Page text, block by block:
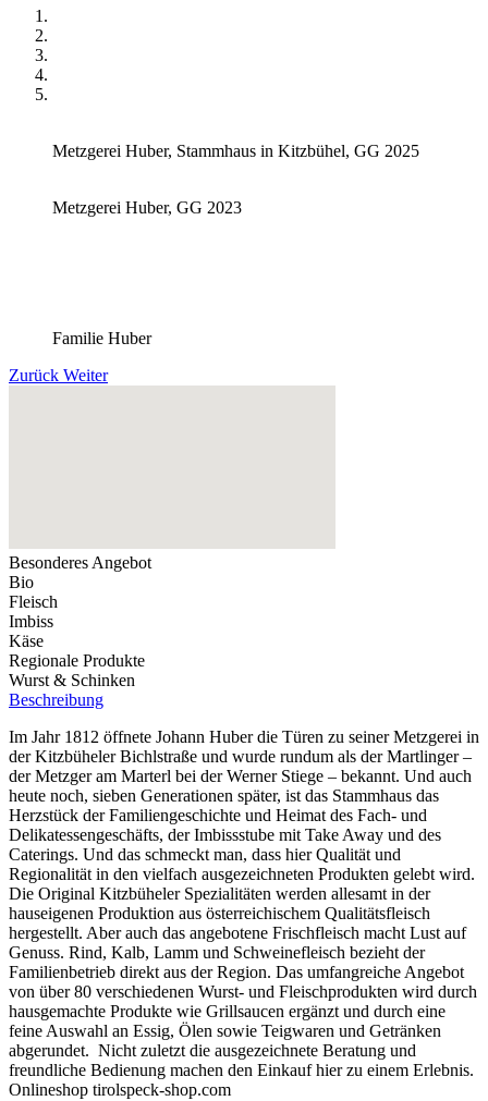
Metzgerei Huber, Stammhaus in Kitzbühel, GG 2025
Metzgerei Huber, GG 2023
Familie Huber
Zurück Weiter
Besonderes Angebot
Bio
Fleisch
Imbiss
Käse
Regionale Produkte
Wurst & Schinken
Beschreibung
Im Jahr 1812 öffnete Johann Huber die Türen zu seiner Metzgerei in
der Kitzbüheler Bichlstraße und wurde rundum als der Martlinger –
der Metzger am Marterl bei der Werner Stiege – bekannt. Und auch
heute noch, sieben Generationen später, ist das Stammhaus das
Herzstück der Familiengeschichte und Heimat des Fach- und
Delikatessengeschäfts, der Imbissstube mit Take Away und des
Caterings. Und das schmeckt man, dass hier Qualität und
Regionalität in den vielfach ausgezeichneten Produkten gelebt wird.
Die Original Kitzbüheler Spezialitäten werden allesamt in der
hauseigenen Produktion aus österreichischem Qualitätsfleisch
hergestellt. Aber auch das angebotene Frischfleisch macht Lust auf
Genuss. Rind, Kalb, Lamm und Schweinefleisch bezieht der
Familienbetrieb direkt aus der Region. Das umfangreiche Angebot
von über 80 verschiedenen Wurst- und Fleischprodukten wird durch
hausgemachte Produkte wie Grillsaucen ergänzt und durch eine
feine Auswahl an Essig, Ölen sowie Teigwaren und Getränken
abgerundet. Nicht zuletzt die ausgezeichnete Beratung und
freundliche Bedienung machen den Einkauf hier zu einem Erlebnis.
Onlineshop tirolspeck-shop.com